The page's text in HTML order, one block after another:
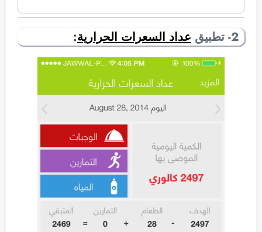
2- تطبيق عداد السعرات الحرارية: